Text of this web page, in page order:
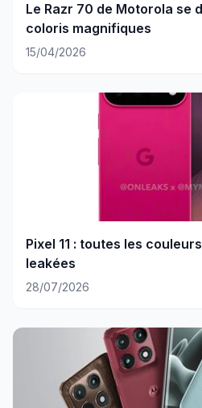
Le Razr 70 de Motorola se
coloris magnifiques
15/04/2026
Pixel 11 : toutes les
leakées
28/07/2026